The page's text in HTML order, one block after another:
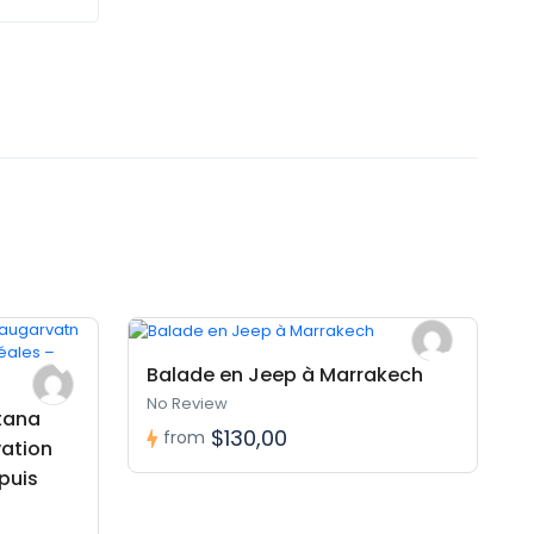
Balade en Jeep à Marrakech
No Review
from $130,00